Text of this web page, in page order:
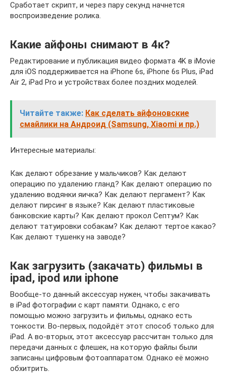
Сработает скрипт, и через пару секунд начнется
воспроизведение ролика.
Какие айфоны снимают в 4к?
Редактирование и публикация видео формата 4K в iMovie
для iOS поддерживается на iPhone 6s, iPhone 6s Plus, iPad
Air 2, iPad Pro и устройствах более поздних моделей.
Читайте также: Как сделать айфоновские
смайлики на Андроид (Samsung, Xiaomi и пр.)
Интересные материалы:
Как делают обрезание у мальчиков? Как делают
операцию по удалению гланд? Как делают операцию по
удалению водянки яичка? Как делают пергамент? Как
делают пирсинг в языке? Как делают пластиковые
банковские карты? Как делают прокол Септум? Как
делают татуировки собакам? Как делают тертое какао?
Как делают тушенку на заводе?
Как загрузить (закачать) фильмы в
ipad, ipod или iphone
Вообще-то данный аксессуар нужен, чтобы закачивать
в iPad фотографии с карт памяти. Однако, с его
помощью можно загрузить и фильмы, однако есть
тонкости. Во-первых, подойдёт этот способ только для
iPad. А во-вторых, этот аксессуар рассчитан только для
передачи данных с флешек, на которую файлы были
записаны цифровым фотоаппаратом. Однако её можно
обхитрить.